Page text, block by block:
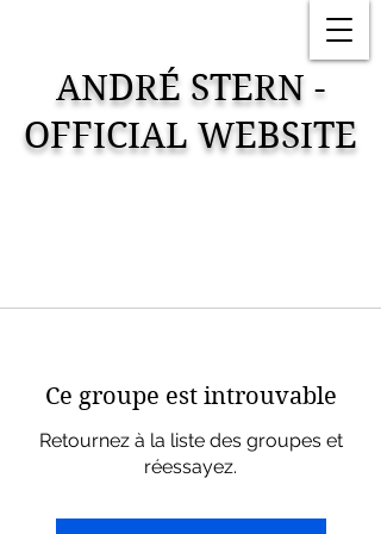
ANDRÉ STERN -
OFFICIAL WEBSITE
Ce groupe est introuvable
Retournez à la liste des groupes et
réessayez.